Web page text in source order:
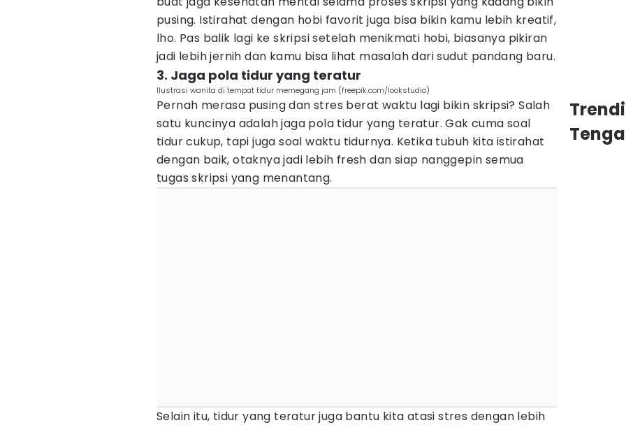
pusing. Istirahat dengan hobi favorit juga bisa bikin kamu lebih kreatif,
lho. Pas balik lagi ke skripsi setelah menikmati hobi, biasanya pikiran
jadi lebih jernih dan kamu bisa lihat masalah dari sudut pandang baru.
3. Jaga pola tidur yang teratur
Ilustrasi wanita di tempat tidur memegang jam (freepik.com/lookstudio)
Pernah merasa pusing dan stres berat waktu lagi bikin skripsi? Salah
satu kuncinya adalah jaga pola tidur yang teratur. Gak cuma soal
tidur cukup, tapi juga soal waktu tidurnya. Ketika tubuh kita istirahat
dengan baik, otaknya jadi lebih fresh dan siap nanggepin semua
tugas skripsi yang menantang.
Selain itu, tidur yang teratur juga bantu kita atasi stres dengan lebih